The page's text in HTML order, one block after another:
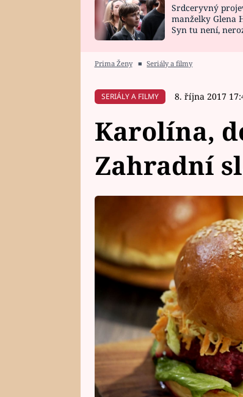
HOROSKOP NA
CELEBRITY
VAŘENÍ
Srdceryvný
manželky Glena
Syn tu není,
Prima Ženy ■ Seriály a filmy
SERIÁLY A FILMY 8. října 2017
Karolína,
Zahradní